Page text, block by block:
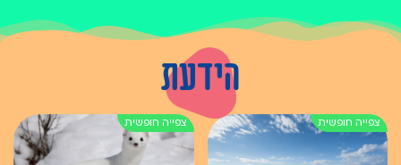
הידעת